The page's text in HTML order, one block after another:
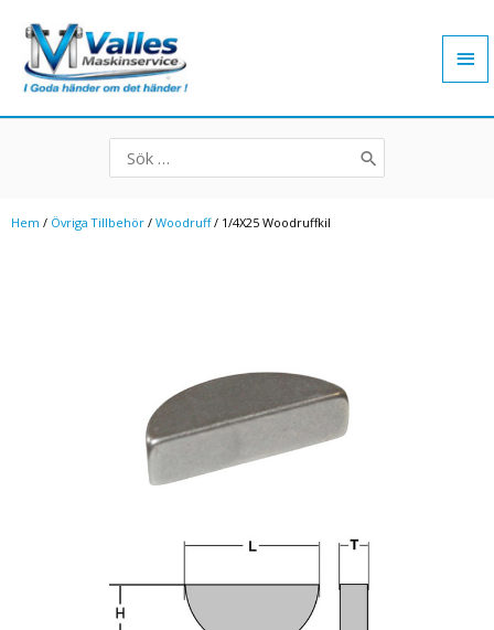
innehåll
Search
for:
Hem / Övriga Tillbehör / Woodruff/ 1/4X25 Woodruffkil